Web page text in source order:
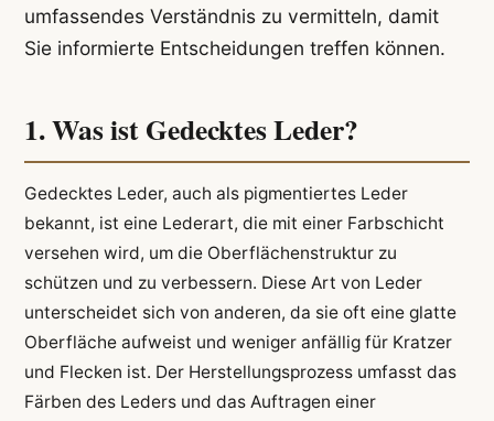
umfassendes Verständnis zu vermitteln, damit
Sie informierte Entscheidungen treffen können.
1. Was ist Gedecktes Leder?
Gedecktes Leder, auch als pigmentiertes Leder
bekannt, ist eine Lederart, die mit einer Farbschicht
versehen wird, um die Oberflächenstruktur zu
schützen und zu verbessern. Diese Art von Leder
unterscheidet sich von anderen, da sie oft eine glatte
Oberfläche aufweist und weniger anfällig für Kratzer
und Flecken ist. Der Herstellungsprozess umfasst das
Färben des Leders und das Auftragen einer